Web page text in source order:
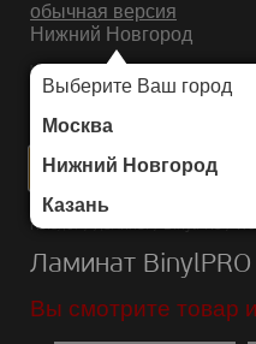
обычная версия
Нижний Новгород
Выберите Ваш город
Москва
Нижний Новгород
Казань
ИНТЕРНЕТ-МАГАЗИН НАПОЛЬНЫХ
Каталог/Ламинат/BinylPRO/
Ламинат
Вы смотрите товар